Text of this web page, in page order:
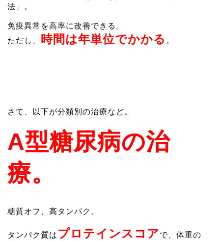
法」。
免疫異常を高率に改善できる。
ただし、
時間は年単位でかかる 。
さて、以下が分類別の治療など。
A型糖尿病の治
療。
糖質オフ、高タンパク。
タンパク質は プロテインスコアで、体重の